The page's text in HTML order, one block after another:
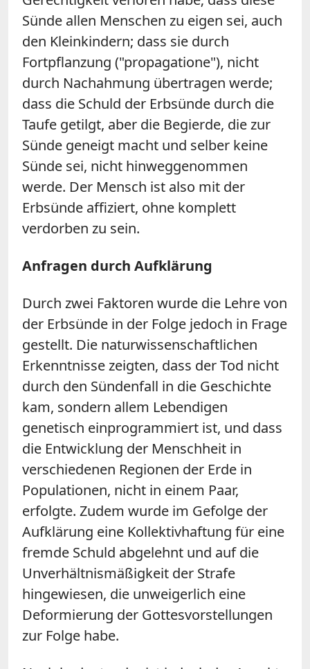
Sünde allen Menschen zu eigen sei, auch
den Kleinkindern; dass sie durch
Fortpflanzung ("propagatione"), nicht
durch Nachahmung übertragen werde;
dass die Schuld der Erbsünde durch die
Taufe getilgt, aber die Begierde, die zur
Sünde geneigt macht und selber keine
Sünde sei, nicht hinweggenommen
werde. Der Mensch ist also mit der
Erbsünde affiziert, ohne komplett
verdorben zu sein.
Anfragen durch Aufklärung
Durch zwei Faktoren wurde die Lehre von
der Erbsünde in der Folge jedoch in Frage
gestellt. Die naturwissenschaftlichen
Erkenntnisse zeigten, dass der Tod nicht
durch den Sündenfall in die Geschichte
kam, sondern allem Lebendigen
genetisch einprogrammiert ist, und dass
die Entwicklung der Menschheit in
verschiedenen Regionen der Erde in
Populationen, nicht in einem Paar,
erfolgte. Zudem wurde im Gefolge der
Aufklärung eine Kollektivhaftung für eine
fremde Schuld abgelehnt und auf die
Unverhältnismäßigkeit der Strafe
hingewiesen, die unweigerlich eine
Deformierung der Gottesvorstellungen
zur Folge habe.